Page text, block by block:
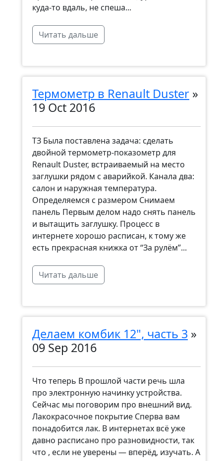
куда-то вдаль, не спеша...
Читать дальше
Термометр в Renault Duster »
19 Oct 2016
ТЗ Была поставлена задача: сделать
двойной термометр-показометр для
Renault Duster, встраиваемый на место
заглушки рядом с аварийкой. Канала два:
салон и наружная температура.
Определяемся с размером Снимаем
панель Первым делом надо снять панель
и вытащить заглушку. Процесс в
интернете хорошо расписан, к тому же
есть прекрасная книжка от “За рулём”...
Читать дальше
Делаем комбик 12", часть 3 »
09 Sep 2016
Что теперь В прошлой части речь шла
про электронную начинку устройства.
Сейчас мы поговорим про внешний вид.
Лакокрасочное покрытие Сперва вам
понадобится лак. В интернетах всё уже
давно расписано про разновидности, так
что , если не уверены — вперёд, изучать. А